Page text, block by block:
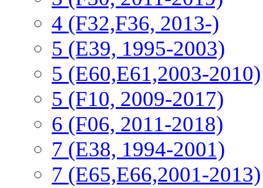
4 (F32,F36, 2013-)
5 (E39, 1995-2003)
5 (E60,E61,2003-2010)
5 (F10, 2009-2017)
6 (F06, 2011-2018)
7 (E38, 1994-2001)
7 (E65,E66,2001-2013)